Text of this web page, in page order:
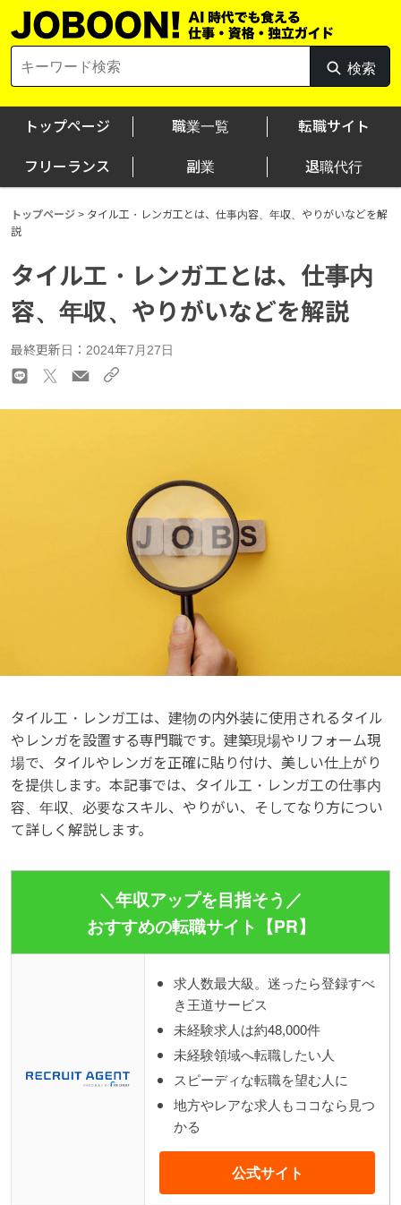
Skip
to
for:
検索
検
索
トップページ 職業一覧 転職サイト
フリーランス 副業 退職代行
トップページ > タイル工・レンガ工とは、仕事内容、年収、やりがいなどを解
説
タイル工・レンガ工とは、仕事内
容、年収、やりがいなどを解説
最終更新日：2024年7月27日
タイル工・レンガ工は、建物の内外装に使用されるタイル
やレンガを設置する専門職です。建築現場やリフォーム現
場で、タイルやレンガを正確に貼り付け、美しい仕上がり
を提供します。本記事では、タイル工・レンガ工の仕事内
容、年収、必要なスキル、やりがい、そしてなり方につい
て詳しく解説します。
＼年収アップを目指そう／
おすすめの転職サイト【PR】
求人数最大級。迷ったら登録すべ
き王道サービス
未経験求人は約48,000件
未経験領域へ転職したい人
スピーディな転職を望む人に
地方やレアな求人もココなら見つ
かる
公式サイト